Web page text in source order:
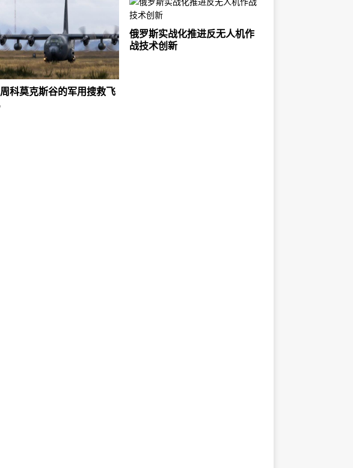
科莫克斯谷的军用搜救飞
俄罗斯实战化推进反无人机作
战技术创新